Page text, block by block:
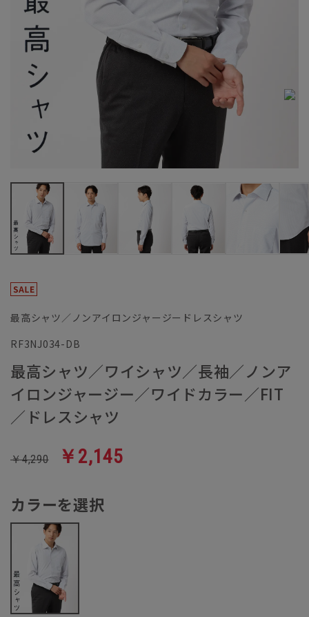
最高シャツ／ノンアイロンジャージードレスシャツ
RF3NJ034-DB
最高シャツ／ワイシャツ／長袖／ノンア
イロンジャージー／ワイドカラー／FIT
／ドレスシャツ
￥4,290 ￥2,145
カラーを選択